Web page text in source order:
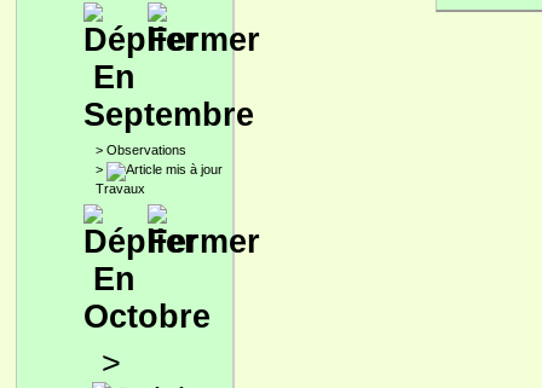
En
Septembre
> Observations
>
Travaux
En
Octobre
>